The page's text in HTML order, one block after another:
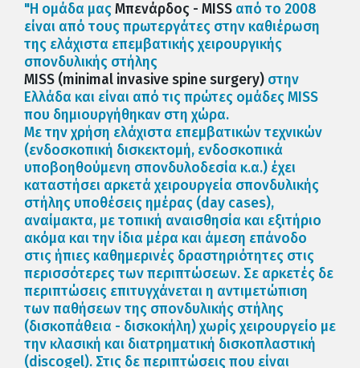
"Η ομάδα μαςΜπενάρδος - MISS από το 2008
είναι από τους πρωτεργάτες στην καθιέρωση
της ελάχιστα επεμβατικής χειρουργικής
σπονδυλικής στήλης
MISS (minimal invasive spine surgery) στην
Ελλάδα και είναι από τις πρώτες ομάδες MISS
που δημιουργήθηκαν στη χώρα.
Με την χρήση ελάχιστα επεμβατικών τεχνικών
(ενδοσκοπική δισκεκτομή, ενδοσκοπικά
υποβοηθούμενη σπονδυλοδεσία κ.α.) έχει
καταστήσει αρκετά χειρουργεία σπονδυλικής
στήλης υποθέσεις ημέρας (day cases),
αναίμακτα, με τοπική αναισθησία και εξιτήριο
ακόμα και την ίδια μέρα και άμεση επάνοδο
στις ήπιες καθημερινές δραστηριότητες στις
περισσότερες των περιπτώσεων. Σε αρκετές δε
περιπτώσεις επιτυγχάνεται η αντιμετώπιση
των παθήσεων της σπονδυλικής στήλης
(δισκοπάθεια - δισκοκήλη) χωρίς χειρουργείο με
την κλασική και διατρηματική δισκοπλαστική
(discogel). Στις δε περιπτώσεις που είναι